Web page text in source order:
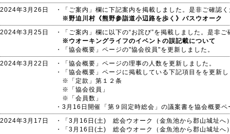
2024年3月26日
・「ご案内」欄に下記案内を掲載しました。是非ご確認
※野迫川村《熊野参詣道小辺路を歩く》バスウオーク
2024年3月25日
・「ご案内」欄に以下の“お詫び”を掲載しました。是非
※ウオーキングライフのイベントの誤記載について
・「協会概要」ページの"協会役員"を更新しました。
2024年3月22日
・「協会概要」ページの理事の人数を更新しました。
・「協会概要」ページに掲載している下記項目をを更新
※「定款」第１２条
※「協会役員」
※「会員数」
・3月16日開催「第９回定時総会」の議案書を協会概要
2024年3月17日
・「3月16日(土) 総会ウオーク（金魚池から郡山城址へ
・「3月16日(土) 総会ウオーク（金魚池から郡山城址へ